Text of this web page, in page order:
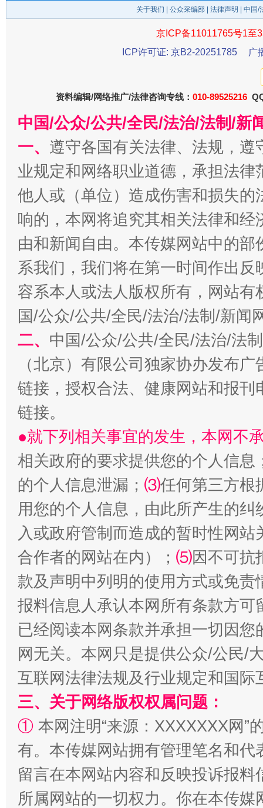
千年窑火 生生不息 一
揭开“小金库”的免责幌子
受贿1.44亿！段成刚被判无期 从幼
全民健身五年计划来了！等你上场
阿坝州三大球赛在茂县开幕 规模
关于我们 公众采编部 法律声明 | 中国
京ICP备11011765号1至
ICP许可证: 京B2-20251785
广
资料编辑/网络推广/法律咨询专线： 010-89525216
中国/公众/公共/全民/法治/法制/新
一、 遵守各国有关法律、法规，
业规定和网络职业道德，承担法
他人或（单位）造成伤害和损失
响的，本网将追究其相关法律和
由和新闻自由。本传媒网站中的
系我们，我们将在第一时间作出
容系本人或法人版权所有，网站
国/公众/公共/全民/法治/法制/新闻
二、 中国/公众/公共/全民/法治/法
（北京）有限公司独家协办发布
链接，授权合法、健康网站和报
链接。
●就下列相关事宜的发生，本网不
相关政府的要求提供您的个人信息
的个人信息泄漏； ⑶任何第三方根
用您的个人信息，由此所产生的纠
入或政府管制而造成的暂时性网
合作者的网站在内）； ⑸因不可抗
款及声明中列明的使用方式或免责
报料信息人承认本网所有条款方
已经阅读本网条款并承担一切因
网无关。本网只是提供公众/公民/
互联网法律法规及行业规定和国
三、关于网络版权权属问题：
① 本网注明“来源：XXXXXXX网”
有。本传媒网站拥有管理笔名和
留言在本网站内容和反映投诉报
所属网站的一切权力。你在本传